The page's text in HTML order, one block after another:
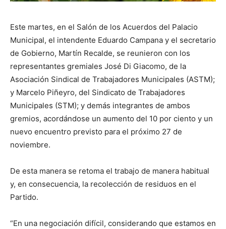
Este martes, en el Salón de los Acuerdos del Palacio
Municipal, el intendente Eduardo Campana y el secretario
de Gobierno, Martín Recalde, se reunieron con los
representantes gremiales José Di Giacomo, de la
Asociación Sindical de Trabajadores Municipales (ASTM);
y Marcelo Piñeyro, del Sindicato de Trabajadores
Municipales (STM); y demás integrantes de ambos
gremios, acordándose un aumento del 10 por ciento y un
nuevo encuentro previsto para el próximo 27 de
noviembre.
De esta manera se retoma el trabajo de manera habitual
y, en consecuencia, la recolección de residuos en el
Partido.
“En una negociación difícil, considerando que estamos en